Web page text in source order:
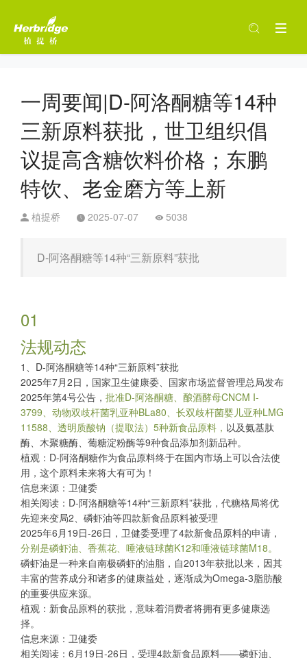
一周要闻|D-阿洛酮糖等14种
三新原料获批，世卫组织倡
议提高含糖饮料价格；东鹏
特饮、老金磨方等上新
植提桥 2025-07-07 5038
D-阿洛酮糖等14种“三新原料”获批
01
法规动态
1、D-阿洛酮糖等14种“三新原料”获批
2025年7月2日，国家卫生健康委、国家市场监督管理总局发布
2025年第4号公告， 批准D-阿洛酮糖、酿酒酵母CNCM I-
3799、动物双歧杆菌乳亚种BLa80、长双歧杆菌婴儿亚种LMG
11588、透明质酸钠（提取法）5种新食品原料， 以及氨基肽
酶、木聚糖酶、葡糖淀粉酶等9种食品添加剂新品种。
植观：D-阿洛酮糖作为食品原料终于在国内市场上可以合法使
用，这个原料未来将大有可为！
信息来源：卫健委
相关阅读： D-阿洛酮糖等14种“三新原料”获批，代糖格局将优
先迎来变局2、磷虾油等四款新食品原料被受理
2025年6月19日-26日，卫健委受理了4款新食品原料的申请，
分别是磷虾油、香蕉花、唾液链球菌K12和唾液链球菌M18。
磷虾油是一种来自南极磷虾的油脂，自2013年获批以来，因其
丰富的营养成分和诸多的健康益处，逐渐成为Omega-3脂肪酸
的重要供应来源。
植观：新食品原料的获批，意味着消费者将拥有更多健康选
择。
信息来源：卫健委
相关阅读： 6月19日-26日，受理4款新食品原料——磷虾油、